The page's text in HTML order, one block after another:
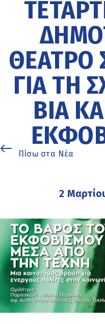
ΘΈΑΤΡΟ
ΓΙΑ ΤΗ
ΒΊΑ
Πίσω στα Νέα
2